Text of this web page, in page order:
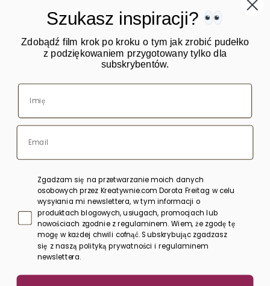
Kursy online
Bony upominkowe
Polityka prywatności
Regulamin
Szukasz inspiracji?
Zdobądź film krok po kroku o tym jak zrobić pudełko
z podziękowaniem przygotowany tylko dla
subskrybentów.
Zgadzam się na przetwarzanie moich danych
osobowych przez Kreatywnie.com Dorota Freitag w celu
wysyłania mi newslettera, w tym informacji o
produktach blogowych, usługach, promocjach lub
nowościach zgodnie z regulaminem. Wiem, że zgodę tę
mogę w każdej chwili cofnąć. Subskrybując zgadzasz
się z naszą polityką prywatności i regulaminem
newslettera.